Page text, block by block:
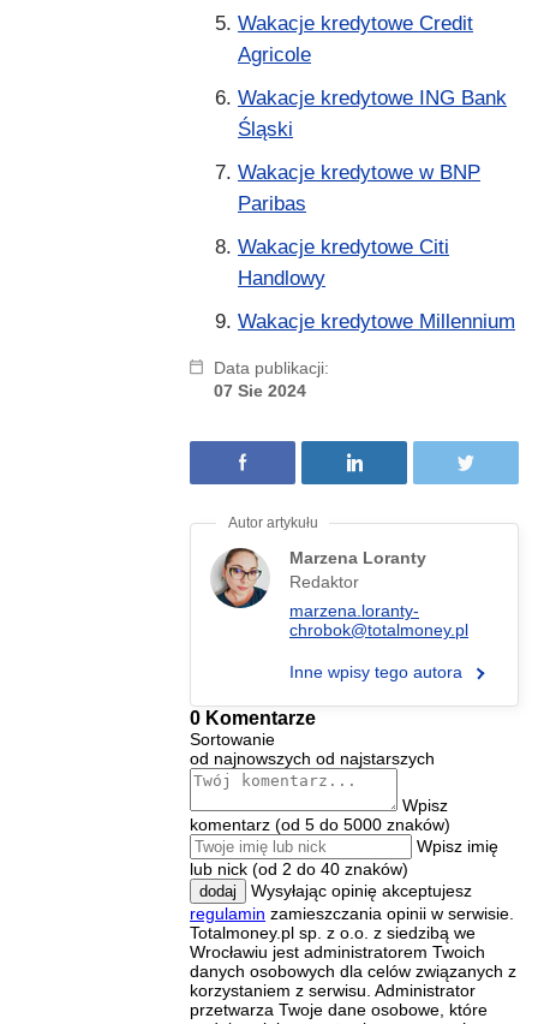
Wakacje kredytowe Credit
Agricole
Wakacje kredytowe ING Bank
Śląski
Wakacje kredytowe w BNP
Paribas
Wakacje kredytowe Citi
Handlowy
Wakacje kredytowe Millennium
Data publikacji:
07 Sie 2024
Marzena Loranty
Redaktor
marzena.loranty-
chrobok@totalmoney.pl
Inne wpisy tego autora
0 Komentarze
Sortowanie
od najnowszych od najstarszych
Wpisz
komentarz (od 5 do 5000 znaków)
Wpisz imię
lub nick (od 2 do 40 znaków)
dodaj
Wysyłając opinię akceptujesz
regulamin zamieszczania opinii w serwisie.
Totalmoney.pl sp. z o.o. z siedzibą we
Wrocławiu jest administratorem Twoich
danych osobowych dla celów związanych z
korzystaniem z serwisu. Administrator
przetwarza Twoje dane osobowe, które